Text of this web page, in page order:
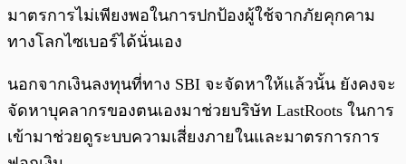
มาตรการไม่เพียงพอในการปกป้องผู้ใช้จากภัยคุกคาม
ทางโลกไซเบอร์ได้นั่นเอง
นอกจากเงินลงทุนที่ทาง SBI จะจัดหาให้แล้วนั้น ยังคงจะ
จัดหาบุคลากรของตนเองมาช่วยบริษัท LastRoots ในการ
เข้ามาช่วยดูระบบความเสี่ยงภายในและมาตรการการ